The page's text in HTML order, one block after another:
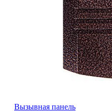
Вызывная панель